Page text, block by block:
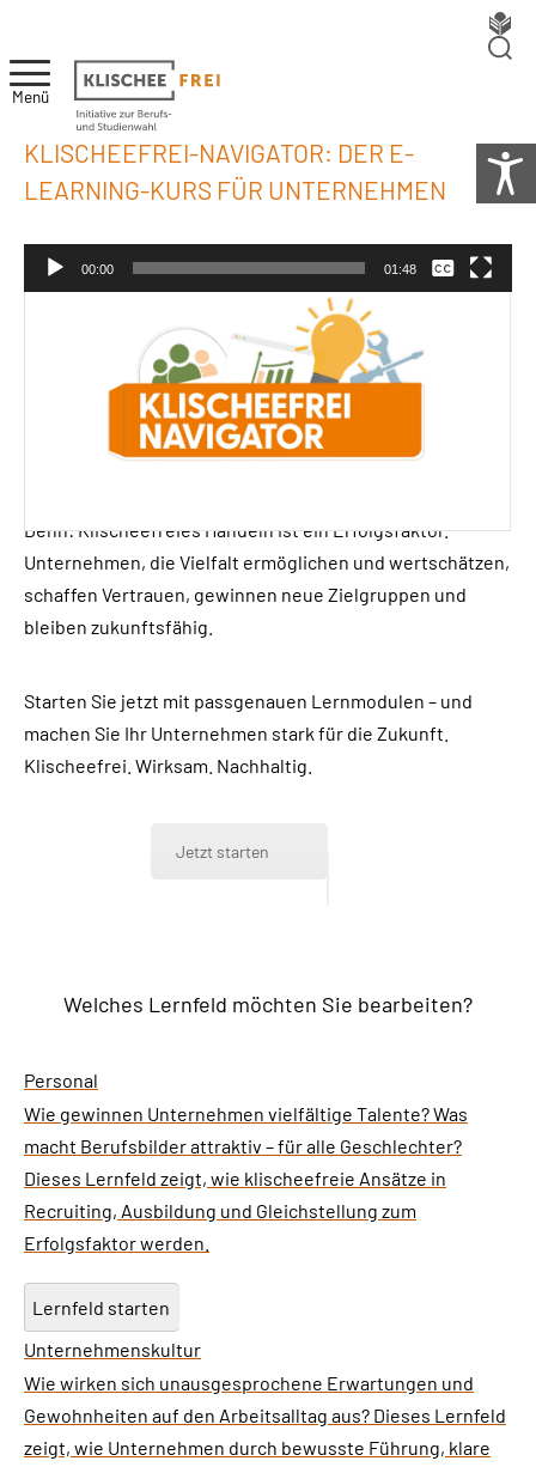
Menü
KLISCHEEFREI-NAVIGATOR: DER E-
LEARNING-KURS FÜR UNTERNEHMEN
Mehr Wirkung. Weniger Klischees.
Der Klischeefrei-Navigator bringt auf den Punkt, wie Sie
klischeefreies Handeln in Marketing, Vertrieb, Produktion,
Einkauf, Personal und Unternehmenskultur wirksam
umsetzen.
Denn: Klischeefreies Handeln ist ein Erfolgsfaktor.
Unternehmen, die Vielfalt ermöglichen und wertschätzen,
schaffen Vertrauen, gewinnen neue Zielgruppen und
bleiben zukunftsfähig.
Starten Sie jetzt mit passgenauen Lernmodulen – und
machen Sie Ihr Unternehmen stark für die Zukunft.
Klischeefrei. Wirksam. Nachhaltig.
Jetzt starten
Video-
00:00 01:48
Keine
Deutsch
Welches Lernfeld möchten Sie bearbeiten?
Personal
Wie gewinnen Unternehmen vielfältige Talente? Was
macht Berufsbilder attraktiv – für alle Geschlechter?
Dieses Lernfeld zeigt, wie klischeefreie Ansätze in
Recruiting, Ausbildung und Gleichstellung zum
Erfolgsfaktor werden.
Lernfeld starten
Unternehmenskultur
Wie wirken sich unausgesprochene Erwartungen und
Gewohnheiten auf den Arbeitsalltag aus? Dieses Lernfeld
zeigt, wie Unternehmen durch bewusste Führung, klare